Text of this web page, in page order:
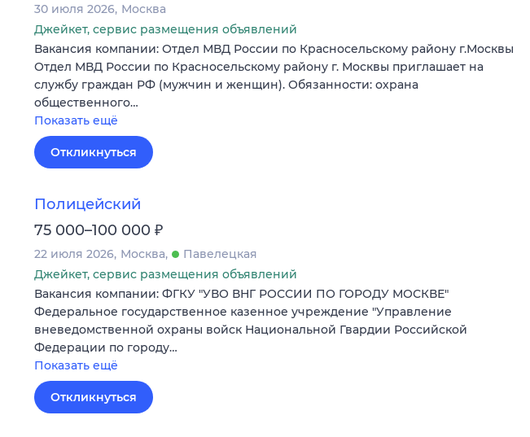
Сберегаем вместе
Гороскопы
30 июля 2026 Москва
Джейкет, сервис размещения объявлений
Вакансия компании: Отдел МВД России по Красносельскому району г.Москвы
Отдел МВД России по Красносельскому району г. Москвы приглашает на
службу граждан РФ (мужчин и женщин). Обязанности: охрана
общественного…
Показать ещё
Откликнуться
Полицейский
75 000–100 000 ₽
22 июля 2026 Москва
Павелецкая
Джейкет, сервис размещения объявлений
Вакансия компании: ФГКУ "УВО ВНГ РОССИИ ПО ГОРОДУ МОСКВЕ"
Федеральное государственное казенное учреждение "Управление
вневедомственной охраны войск Национальной Гвардии Российской
Федерации по городу…
Показать ещё
Откликнуться